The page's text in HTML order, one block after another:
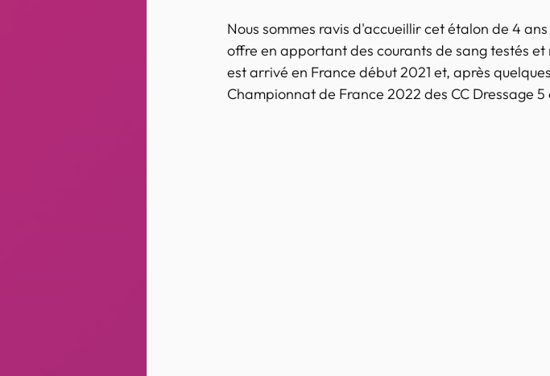
Nous sommes ravis d'accueillir cet étalon de 4
offre en apportant des courants de sang testés et
est arrivé en France début 2021 et, après
Championnat de France 2022 des CC Dressage 5